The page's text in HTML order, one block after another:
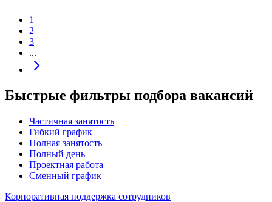
1
2
3
...
Быстрые фильтры подбора вакансий
Частичная занятость
Гибкий график
Полная занятость
Полный день
Проектная работа
Сменный график
Корпоративная поддержка сотрудников